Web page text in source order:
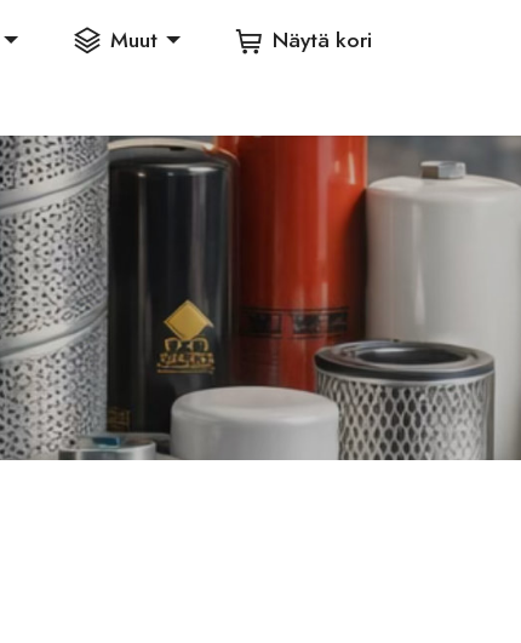
Muut Näytä kori